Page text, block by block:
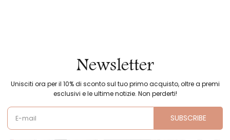
Newsletter
Unisciti ora per il 10% di sconto sul tuo primo acquisto, oltre a premi
esclusivi e le ultime notizie. Non perderti!
E-mail SUBSCRIBE